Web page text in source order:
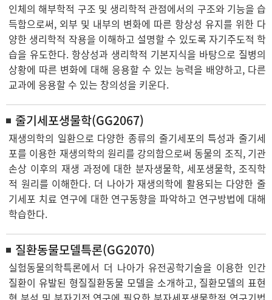
인체의 해부학적 구조 및 생리학적 관점에서의 구조와 기능을 습
득함으로써, 외부 및 내부의 변화에 따른 항상성 유지를 위한 다
양한 생리학적 작용을 이해하고 설명할 수 있도록 자기주도적 학
습을 유도한다. 항상성과 생리학적 기본지식을 바탕으로 질병의
상황에 따른 변화에 대해 응용할 수 있는 능력을 배양하고, 다른
교과에 응용할 수 있는 창의성을 키운다.
줄기세포생물학(GG2067)
재생의학의 일환으로 다양한 종류의 줄기세포의 특성과 줄기세
포를 이용한 재생의학의 원리를 강의함으로써 동물의 조직, 기관
손상 이후의 재생 과정에 대한 분자생물학, 세포생물학, 조직학
적 원리를 이해한다. 더 나아가 재생의학에 활용되는 다양한 줄
기세포 치료 연구에 대한 연구동향을 파악하고 연구방법에 대해
학습한다.
질환동물모델특론(GG2070)
실험동물의학특론에서 더 나아가 유전공학기술을 이용한 인간
질환이 유발된 형질질환동물 모델을 소개하고, 질환모델의 표현